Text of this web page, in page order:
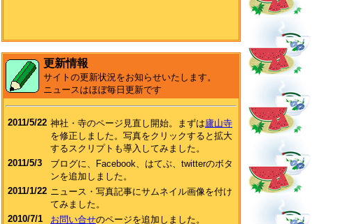
更新情報
サイトの更新状況をお知らせいたします。
ニュースはほぼ毎日更新です
2011/5/22 神社・寺のページ見直し開始。まずは廬山寺
を修正しました。写真をクリックすると拡大
するスクリプトも導入してみました。
2011/5/3
ブログに、Facebook、はてぶ、twitterのボタ
ンを追加しました。
2011/1/22 ニュース・写真記事にサムネイル画像を付け
てみました。
2010/7/1
お問い合せのページを追加しました。